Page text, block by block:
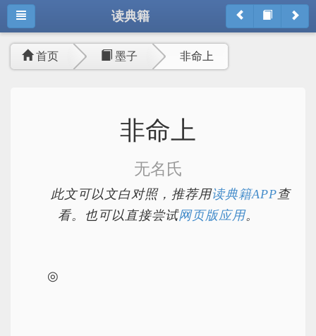
读典籍
首页 墨子 非命上
非命上
无名氏
此文可以文白对照，推荐用读典籍APP查
看。也可以直接尝试网页版应用。
◎